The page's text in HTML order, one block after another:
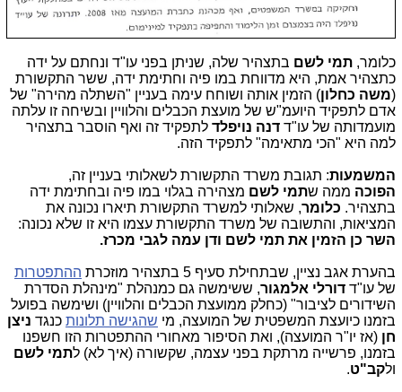
כלומר, תמי לשם בתצהיר שלה, שניתן בפני עו"ד ונחתם על ידה
כתצהיר אמת, היא מדווחת במו פיה וחתימת ידה, ששר התקשורת
(משה כחלון) הזמין אותה ושוחח עימה בעניין "השתלה מהירה" של
אדם לתפקיד היועמ"ש של מועצת הכבלים והלוויין ובשיחה זו עלתה
מועמדותה של עו"ד דנה נויפלד לתפקיד זה ואף הוסבר בתצהיר
למה היא "הכי מתאימה" לתפקיד הזה.
המשמעות: תגובת משרד התקשורת לשאלותי בעניין זה,
הפוכה ממה שתמי לשם מצהירה בגלוי במו פיה ובחתימת ידה
בתצהיר. כלומר, שאלותי למשרד התקשורת תיארו נכונה את
המציאות, והתשובה של משרד התקשורת עצמו היא זו שלא נכונה:
השר כן הזמין את תמי לשם ודן עמה לגבי מכרז.
בהערת אגב נציין, שבתחילת סעיף 5 בתצהיר מוזכרת
ההתפטרות
של עו"ד דורלי אלמגור, ששימשה גם כמנהלת "מינהלת הסדרת
השידורים לציבור" (כחלק ממועצת הכבלים והלוויין) ושימשה בפועל
בזמנו כיועצת המשפטית של המועצה, מי שהגישה תלונות כנגד ניצן
חן (אז יו"ר המועצה), ואת הסיפור מאחורי ההתפטרות הזו חשפנו
בזמנו, פרשייה מרתקת בפני עצמה, שקשורה (איך לא) לתמי לשם
ולקב"ט.